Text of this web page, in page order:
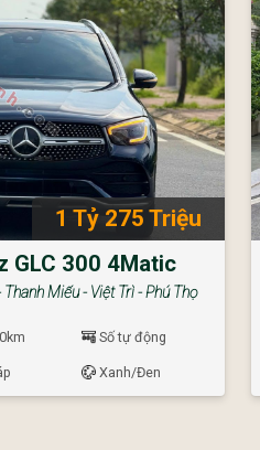
1 Tỷ 275 Triệu
GLC 300 4Matic
Miếu - Việt Trì - Phú Thọ
Số tự động
Xanh/Đen